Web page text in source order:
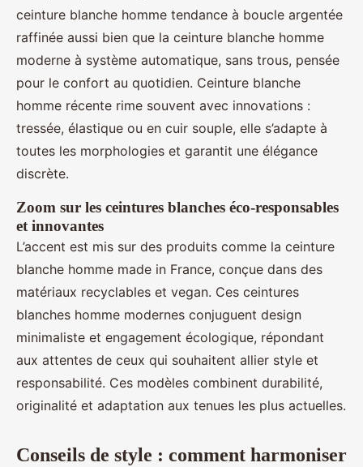
ceinture blanche homme tendance à boucle argentée
raffinée aussi bien que la ceinture blanche homme
moderne à système automatique, sans trous, pensée
pour le confort au quotidien. Ceinture blanche
homme récente rime souvent avec innovations :
tressée, élastique ou en cuir souple, elle s’adapte à
toutes les morphologies et garantit une élégance
discrète.
Zoom sur les ceintures blanches éco-responsables
et innovantes
L’accent est mis sur des produits comme la ceinture
blanche homme made in France, conçue dans des
matériaux recyclables et vegan. Ces ceintures
blanches homme modernes conjuguent design
minimaliste et engagement écologique, répondant
aux attentes de ceux qui souhaitent allier style et
responsabilité. Ces modèles combinent durabilité,
originalité et adaptation aux tenues les plus actuelles.
Conseils de style : comment harmoniser